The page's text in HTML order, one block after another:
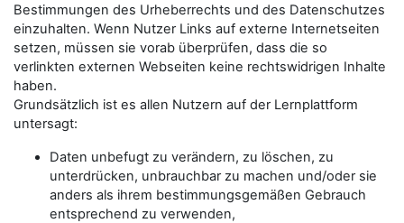
Bestimmungen des Urheberrechts und des Datenschutzes
einzuhalten. Wenn Nutzer Links auf externe Internetseiten
setzen, müssen sie vorab überprüfen, dass die so
verlinkten externen Webseiten keine rechtswidrigen Inhalte
haben.
Grundsätzlich ist es allen Nutzern auf der Lernplattform
untersagt:
Daten unbefugt zu verändern, zu löschen, zu
unterdrücken, unbrauchbar zu machen und/oder sie
anders als ihrem bestimmungsgemäßen Gebrauch
entsprechend zu verwenden,